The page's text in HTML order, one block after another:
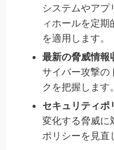
システムやアプ
ィホールを定期
を適用します。
最新の脅威情報
サイバー攻撃の
クを把握します。
セキュリティポ
変化する脅威に
ポリシーを見直